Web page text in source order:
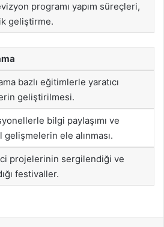
programı yapım süreçleri,
geliştirme.
bazlı eğitimlerle yaratıcı
geliştirilmesi.
bilgi paylaşımı ve
gelişmelerin ele alınması.
projelerinin sergilendiği ve
festivaller.